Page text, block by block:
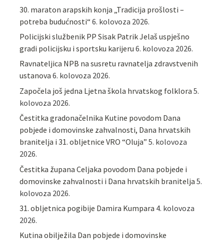
30. maraton arapskih konja „Tradicija prošlosti –
potreba budućnosti“ 6. kolovoza 2026.
Policijski službenik PP Sisak Patrik Jelaš uspješno
gradi policijsku i sportsku karijeru 6. kolovoza 2026.
Ravnateljica NPB na susretu ravnatelja zdravstvenih
ustanova 6. kolovoza 2026.
Započela još jedna Ljetna škola hrvatskog folklora 5.
kolovoza 2026.
Čestitka gradonačelnika Kutine povodom Dana
pobjede i domovinske zahvalnosti, Dana hrvatskih
branitelja i 31. obljetnice VRO “Oluja” 5. kolovoza
2026.
Čestitka župana Celjaka povodom Dana pobjede i
domovinske zahvalnosti i Dana hrvatskih branitelja 5.
kolovoza 2026.
31. obljetnica pogibije Damira Kumpara 4. kolovoza
2026.
Kutina obilježila Dan pobjede i domovinske